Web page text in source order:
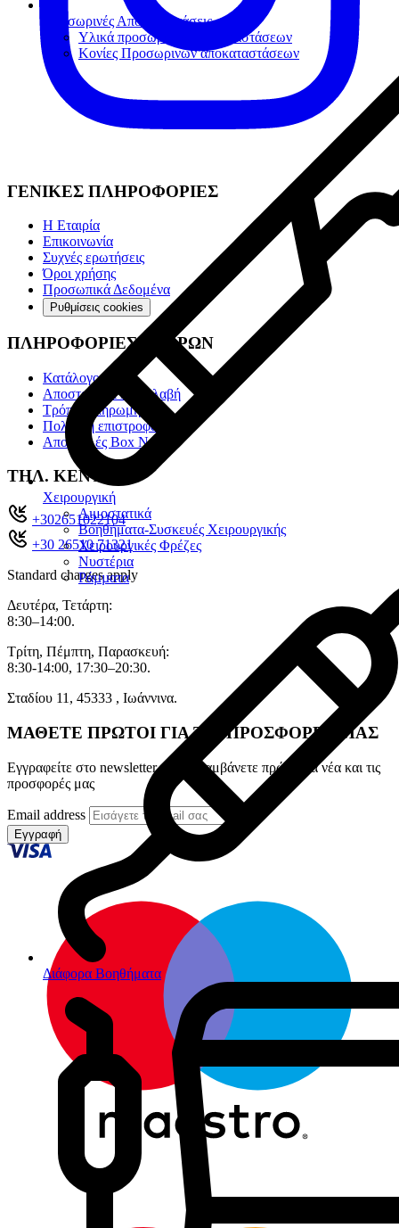
Προσωρινές Αποκαταστάσεις
Υλικά προσωρινών αποκαταστάσεων
Κονίες Προσωρινών αποκαταστάσεων
Χειρουργική
Αιμοστατικά
Βοηθήματα-Συσκευές Χειρουργικής
Χειρουργικές Φρέζες
Νυστέρια
Ράµµατα
Διάφορα Βοηθήματα
ΓΕΝΙΚΕΣ ΠΛΗΡΟΦΟΡΙΕΣ
Η Εταιρία
Επικοινωνία
Συχνές ερωτήσεις
Όροι χρήσης
Προσωπικά Δεδομένα
Ρυθμίσεις cookies
ΠΛΗΡΟΦΟΡΙΕΣ ΑΓΟΡΩΝ
Κατάλογοι
Αποστολή & Παραλαβή
Τρόποι πληρωμής
Πολιτική επιστροφών
Αποστολές Box Now
ΤΗΛ. ΚΕΝΤΡΟ
+302651022104
+30 26510 71321
Standard charges apply
Δευτέρα, Τετάρτη:
8:30–14:00.
Τρίτη, Πέμπτη, Παρασκευή:
8:30-14:00, 17:30–20:30.
Σταδίου 11, 45333 , Ιωάννινα.
ΜΑΘΕΤΕ ΠΡΩΤΟΙ ΓΙΑ ΤΙΣ ΠΡΟΣΦΟΡΕΣ ΜΑΣ
Εγγραφείτε στο newsletter για να λαμβάνετε πρώτοι τα νέα και τις
προσφορές μας
Email address
Εγγραφή